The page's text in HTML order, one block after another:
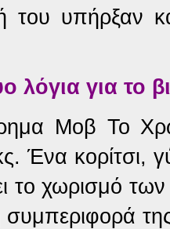
υπήρξαν
λόγια για το
Μοβ Το
Ένα κορίτσι,
το χωρισμό
συμπεριφορά